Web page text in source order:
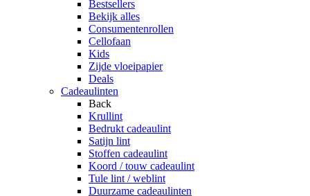
Bestsellers
Bekijk alles
Consumentenrollen
Cellofaan
Kids
Zijde vloeipapier
Deals
Cadeaulinten
Back
Krullint
Bedrukt cadeaulint
Satijn lint
Stoffen cadeaulint
Koord / touw cadeaulint
Tule lint / weblint
Duurzame cadeaulinten